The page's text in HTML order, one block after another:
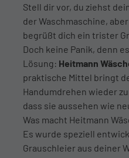
Stell dir vor, du ziehst
der Waschmaschine,
begrüßt dich ein trister
Doch keine Panik, denn
Lösung: Heitmann
praktische Mittel bringt
Handumdrehen wieder
dass sie aussehen wie
Was macht Heitmann
Es wurde speziell
Grauschleier aus deiner